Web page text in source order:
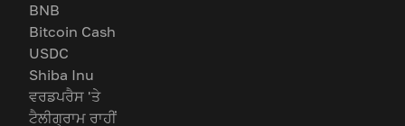
BNB
Bitcoin Cash
USDC
Shiba Inu
ਵਰਡਪਰੈਸ 'ਤੇ
ਟੈਲੀਗ੍ਰਾਮ ਰਾਹੀਂ